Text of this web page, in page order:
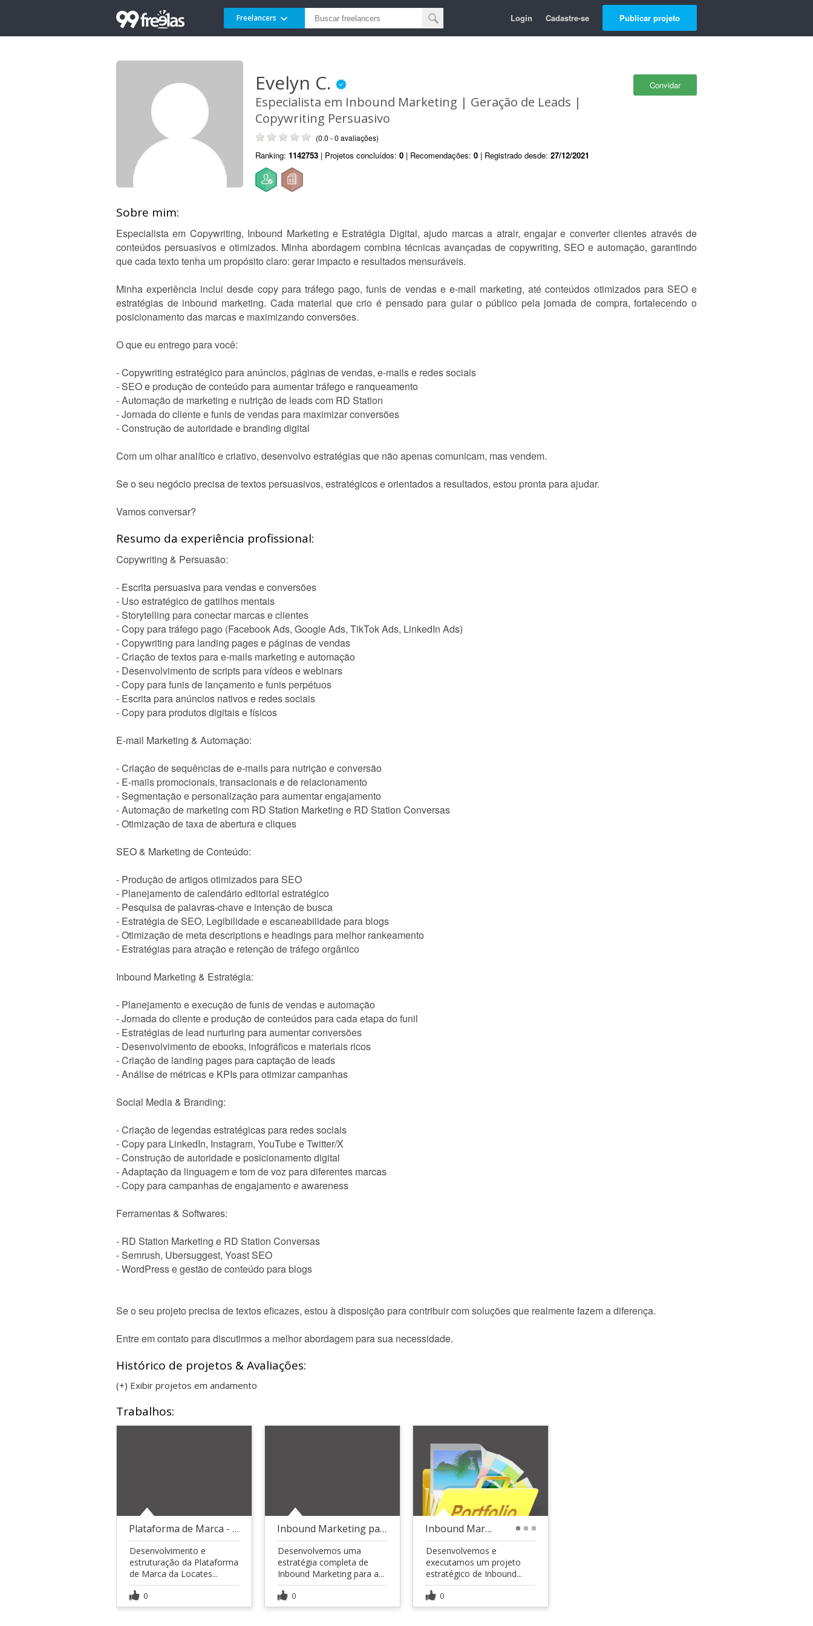
Freelancers Login Cadastre-se Publicar projeto
Convidar
Evelyn C.
Especialista em Inbound Marketing | Geração de Leads |
Copywriting Persuasivo
(0.0 - 0 avaliações)
Ranking: 1142753 | Projetos concluídos: 0 | Recomendações: 0 | Registrado desde: 27/12/2021
Sobre mim:
Especialista em Copywriting, Inbound Marketing e Estratégia Digital, ajudo marcas a atrair, engajar e converter clientes através de
conteúdos persuasivos e otimizados. Minha abordagem combina técnicas avançadas de copywriting, SEO e automação, garantindo
que cada texto tenha um propósito claro: gerar impacto e resultados mensuráveis.
Minha experiência inclui desde copy para tráfego pago, funis de vendas e e-mail marketing, até conteúdos otimizados para SEO e
estratégias de inbound marketing. Cada material que crio é pensado para guiar o público pela jornada de compra, fortalecendo o
posicionamento das marcas e maximizando conversões.
O que eu entrego para você:
- Copywriting estratégico para anúncios, páginas de vendas, e-mails e redes sociais
- SEO e produção de conteúdo para aumentar tráfego e ranqueamento
- Automação de marketing e nutrição de leads com RD Station
- Jornada do cliente e funis de vendas para maximizar conversões
- Construção de autoridade e branding digital
Com um olhar analítico e criativo, desenvolvo estratégias que não apenas comunicam, mas vendem.
Se o seu negócio precisa de textos persuasivos, estratégicos e orientados a resultados, estou pronta para ajudar.
Vamos conversar?
Resumo da experiência profissional:
Copywriting & Persuasão:
- Escrita persuasiva para vendas e conversões
- Uso estratégico de gatilhos mentais
- Storytelling para conectar marcas e clientes
- Copy para tráfego pago (Facebook Ads, Google Ads, TikTok Ads, LinkedIn Ads)
- Copywriting para landing pages e páginas de vendas
- Criação de textos para e-mails marketing e automação
- Desenvolvimento de scripts para vídeos e webinars
- Copy para funis de lançamento e funis perpétuos
- Escrita para anúncios nativos e redes sociais
- Copy para produtos digitais e físicos
E-mail Marketing & Automação:
- Criação de sequências de e-mails para nutrição e conversão
- E-mails promocionais, transacionais e de relacionamento
- Segmentação e personalização para aumentar engajamento
- Automação de marketing com RD Station Marketing e RD Station Conversas
- Otimização de taxa de abertura e cliques
SEO & Marketing de Conteúdo:
- Produção de artigos otimizados para SEO
- Planejamento de calendário editorial estratégico
- Pesquisa de palavras-chave e intenção de busca
- Estratégia de SEO, Legibilidade e escaneabilidade para blogs
- Otimização de meta descriptions e headings para melhor rankeamento
- Estratégias para atração e retenção de tráfego orgânico
Inbound Marketing & Estratégia:
- Planejamento e execução de funis de vendas e automação
- Jornada do cliente e produção de conteúdos para cada etapa do funil
- Estratégias de lead nurturing para aumentar conversões
- Desenvolvimento de ebooks, infográficos e materiais ricos
- Criação de landing pages para captação de leads
- Análise de métricas e KPIs para otimizar campanhas
Social Media & Branding:
- Criação de legendas estratégicas para redes sociais
- Copy para LinkedIn, Instagram, YouTube e Twitter/X
- Construção de autoridade e posicionamento digital
- Adaptação da linguagem e tom de voz para diferentes marcas
- Copy para campanhas de engajamento e awareness
Ferramentas & Softwares:
- RD Station Marketing e RD Station Conversas
- Semrush, Ubersuggest, Yoast SEO
- WordPress e gestão de conteúdo para blogs
Se o seu projeto precisa de textos eficazes, estou à disposição para contribuir com soluções que realmente fazem a diferença.
Entre em contato para discutirmos a melhor abordagem para sua necessidade.
Histórico de projetos & Avaliações:
(+) Exibir projetos em andamento
Trabalhos:
Plataforma de Marca - Locates
Desenvolvimento e
estruturação da Plataforma
de Marca da Locates...
0
Inbound Marketing para a Locates
Desenvolvemos uma
estratégia completa de
Inbound Marketing para a...
0
Inbound Marketing | São Camilo Plano de Saúde
Desenvolvemos e
executamos um projeto
estratégico de Inbound...
0